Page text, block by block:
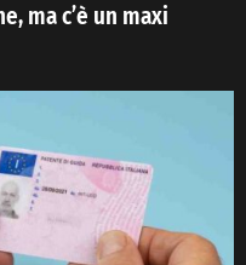
ma c’è un maxi